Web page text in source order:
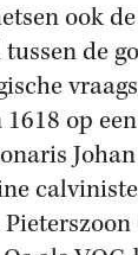
ook
de
op